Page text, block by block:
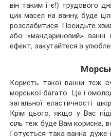
він таким і є!) трудового
цих масел на ванну, буде
розслабитися. Посидьте
або «мандариновий»
ефект, закутайтеся в
Користь такої ванни теж
морської багато. Це і
загальної еластичності
Крім цього, якщо у Вас
сіль теж буде Вам корисна,
Готується така ванна дуже